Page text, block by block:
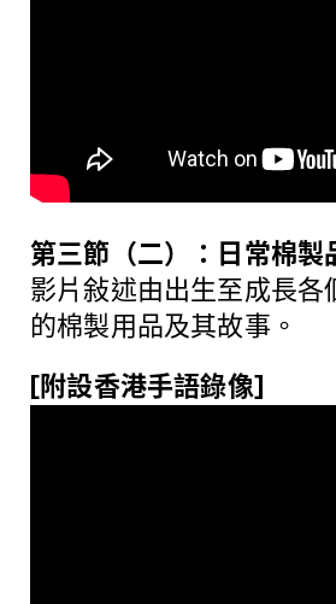
第三節（二）：日常棉製
影片敍述由出生至成長各
的棉製用品及其故事。
[附設香港手語錄像]